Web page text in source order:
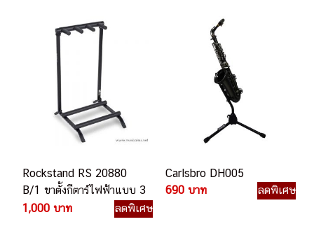
Rockstand RS 20880
B/1 ขาตั้งกีตาร์ไฟฟ้าแบบ 3
ตัว
1,000 บาท ลดพิเศษ
Carlsbro DH005
690 บาท
ลดพิเศษ